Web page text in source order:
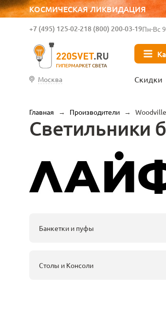
КОСМИЧЕСКАЯ ЛИКВИДАЦИЯ
ГИПЕРМАРКЕТ СВЕТА
+7 (495) 125-02-218 (800) 200-03-19Пн-Вс
Москва Скидки
Главная → Производители → Woodville
Светильники
Банкетки и пуфы
Столы и Консоли